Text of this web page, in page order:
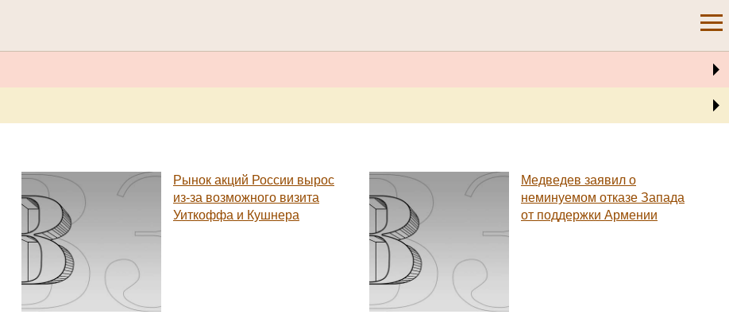
Рынок акций России вырос
из-за возможного визита
Уиткоффа и Кушнера
Медведев заявил о
неминуемом отказе Запада
от поддержки Армении